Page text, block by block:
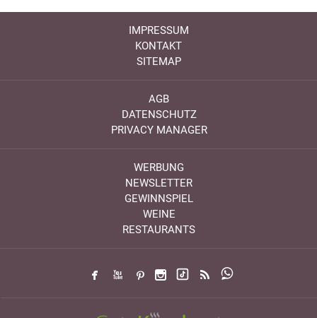
IMPRESSUM
KONTAKT
SITEMAP
AGB
DATENSCHUTZ
PRIVACY MANAGER
WERBUNG
NEWSLETTER
GEWINNSPIEL
WEINE
RESTAURANTS